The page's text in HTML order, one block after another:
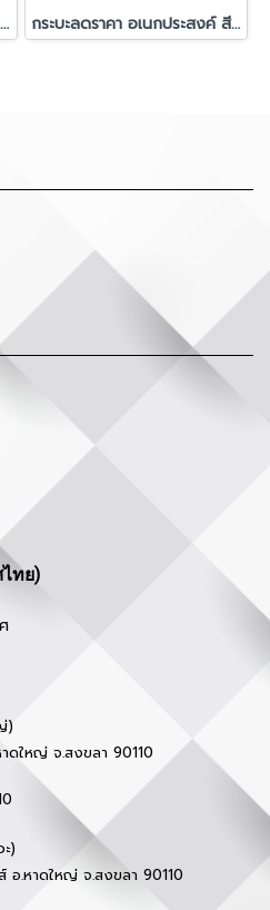
ชั้นวางอเนกประสงค์ 4 ชั้นวาง + ฮุกแขวน รุ่น ลูก้า สีดำ กระบะลดราคา อเนกประสงค์ สีขาว รุ่นเอโดะ (มีล้อหมุน 360°)
ทย)
)
ใหญ่ จ.สงขลา 90110
)
.หาดใหญ่ จ.สงขลา 90110